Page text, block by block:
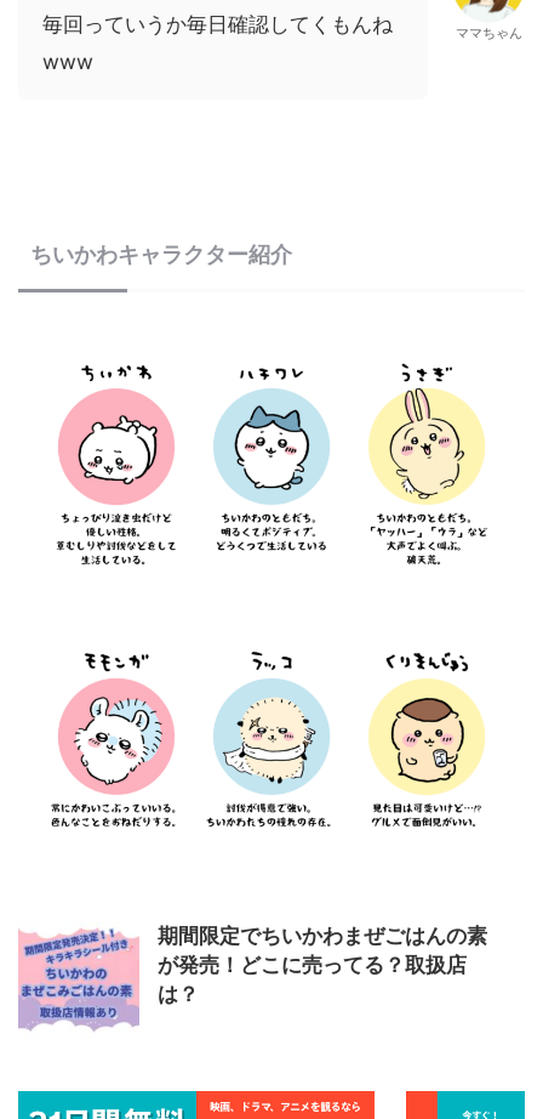
毎回っていうか毎日確認してくもんね
www
ママちゃん
ちいかわキャラクター紹介
期間限定でちいかわまぜごはんの素
が発売！どこに売ってる？取扱店
は？